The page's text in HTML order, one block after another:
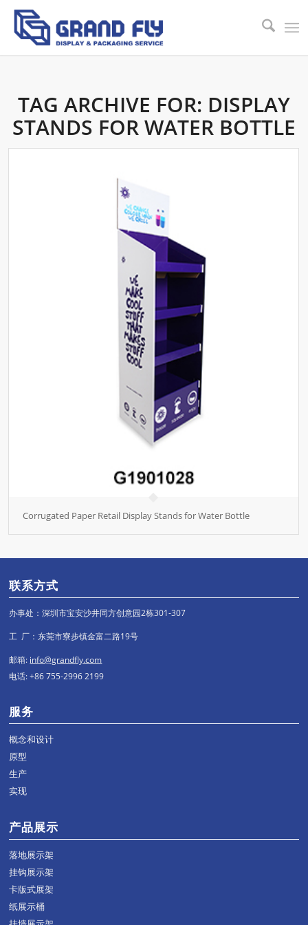
TAG ARCHIVE FOR: DISPLAY
STANDS FOR WATER BOTTLE
Corrugated Paper Retail Display Stands for Water Bottle
联系方式
办事处：深圳市宝安沙井同方创意园2栋301-307
工 厂：东莞市寮步镇金富二路19号
邮箱: info@grandfly.com
电话: +86 755-2996 2199
服务
概念和设计
原型
生产
实现
产品展示
落地展示架
挂钩展示架
卡版式展架
纸展示桶